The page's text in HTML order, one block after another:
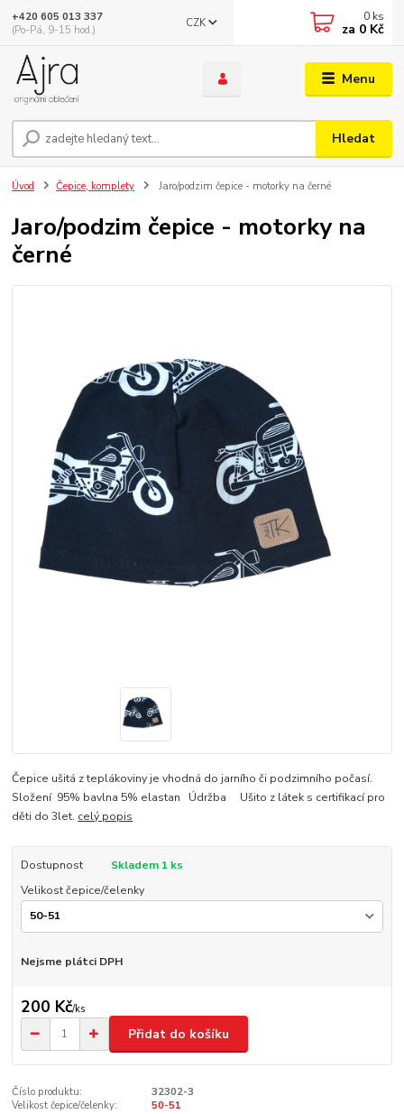
Menu
CZK
Hledat
+420 605 013 337
(Po-Pá, 9-15 hod.)
0 ks
za 0 Kč
Úvod Čepice, komplety Jaro/podzim čepice - motorky na černé
Jaro/podzim čepice - motorky na
černé
Čepice ušitá z teplákoviny je vhodná do jarního či podzimního počasí.
Složení 95% bavlna 5% elastan Údržba Ušito z látek s certifikací pro
děti do 3let. celý popis
Dostupnost
Skladem 1 ks
Velikost čepice/čelenky
Nejsme plátci DPH
200 Kč/ks
Přidat do košíku
Číslo produktu:
32302-3
Velikost čepice/čelenky:
50-51